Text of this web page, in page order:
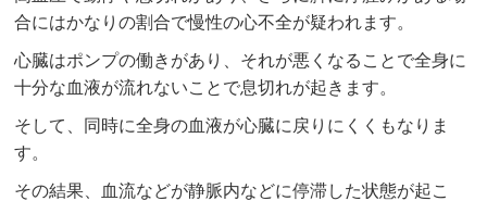
合にはかなりの割合で慢性の心不全が疑われます。
心臓はポンプの働きがあり、それが悪くなることで全身に
十分な血液が流れないことで息切れが起きます。
そして、同時に全身の血液が心臓に戻りにくくもなりま
す。
その結果、血流などが静脈内などに停滞した状態が起こ